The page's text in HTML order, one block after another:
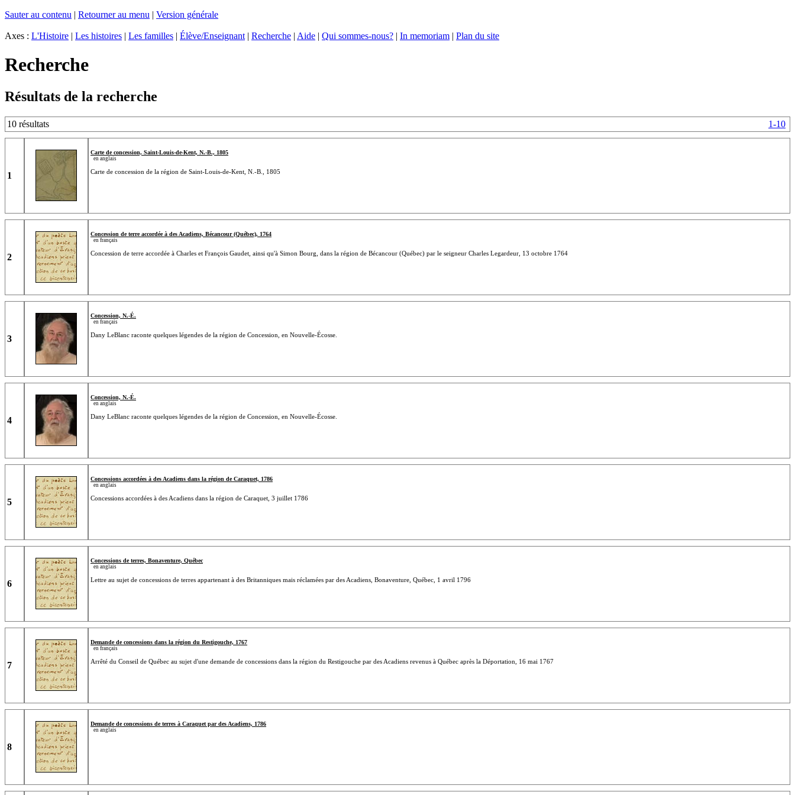
Sauter au contenu | Retourner au menu | Version générale
Axes : L'Histoire | Les histoires | Les familles | Élève/Enseignant | Recherche | Aide | Qui sommes-nous? | In memoriam | Plan du site
Recherche
Résultats de la recherche
10 résultats 1-10
1
Carte de concession, Saint-Louis-de-Kent, N.-B., 1805
en anglais
Carte de concession de la région de Saint-Louis-de-Kent, N.-B., 1805
2
Concession de terre accordée à des Acadiens, Bécancour (Québec), 1764
en français
Concession de terre accordée à Charles et François Gaudet, ainsi qu'à Simon Bourg, dans la région de Bécancour (Québec) par le seigneur Charles Legardeur, 13 octobre 1764
3
Concession, N.-É.
en français
Dany LeBlanc raconte quelques légendes de la région de Concession, en Nouvelle-Écosse.
4
Concession, N.-É.
en anglais
Dany LeBlanc raconte quelques légendes de la région de Concession, en Nouvelle-Écosse.
5
Concessions accordées à des Acadiens dans la région de Caraquet, 1786
en anglais
Concessions accordées à des Acadiens dans la région de Caraquet, 3 juillet 1786
6
Concessions de terres, Bonaventure, Québec
en anglais
Lettre au sujet de concessions de terres appartenant à des Britanniques mais réclamées par des Acadiens, Bonaventure, Québec, 1 avril 1796
7
Demande de concessions dans la région du Restigouche, 1767
en français
Arrêté du Conseil de Québec au sujet d'une demande de concessions dans la région du Restigouche par des Acadiens revenus à Québec après la Déportation, 16 mai 1767
8
Demande de concessions de terres à Caraquet par des Acadiens, 1786
en anglais